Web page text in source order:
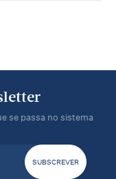
se passa no sistema